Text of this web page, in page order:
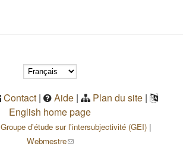
Contact | Aide | Plan du site |
English home page
Groupe d'étude sur l'intersubjectivité (GEI) |
Webmestre(le lien envoie un courriel)